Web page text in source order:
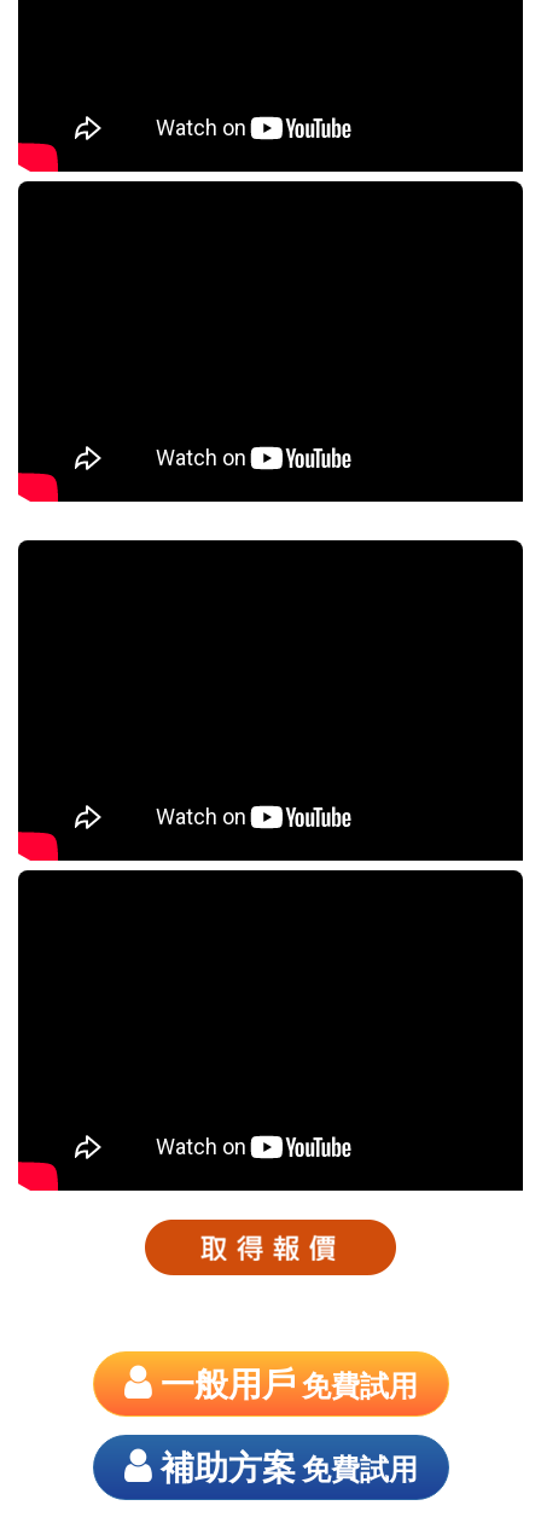
一般用戶免費試用
補助方案免費試用